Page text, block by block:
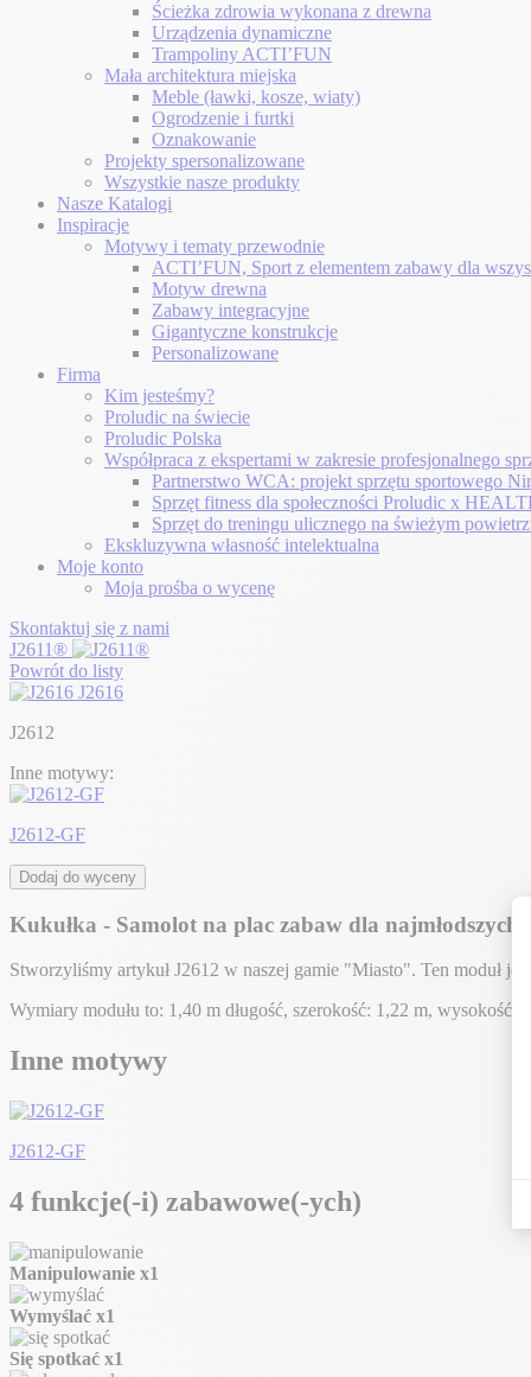
Ścieżka zdrowia wykonana z drewna
Urządzenia dynamiczne
Trampoliny ACTI’FUN
Mała architektura miejska
Meble (ławki, kosze, wiaty)
Ogrodzenie i furtki
Oznakowanie
Projekty spersonalizowane
Wszystkie nasze produkty
Nasze Katalogi
Inspiracje
Motywy i tematy przewodnie
ACTI’FUN, Sport z elementem zabawy dla
Motyw drewna
Zabawy integracyjne
Gigantyczne konstrukcje
Personalizowane
Firma
Kim jesteśmy?
Proludic na świecie
Proludic Polska
Współpraca z ekspertami w zakresie profesjonalnego
Partnerstwo WCA: projekt sprzętu sportowego
Sprzęt fitness dla społeczności Proludic x
Sprzęt do treningu ulicznego na świeżym
Ekskluzywna własność intelektualna
Moje konto
Moja prośba o wycenę
Skontaktuj się z nami
J2611®
Powrót do listy
J2616
J2612
Inne motywy:
J2612-GF
Dodaj do wyceny
Kukułka - Samolot na plac zabaw dla najmłodszych,
Stworzyliśmy artykuł J2612 w naszej gamie "Miasto". Ten moduł
Wymiary modułu to: 1,40 m długość, szerokość: 1,22 m,
Inne motywy
J2612-GF
4 funkcje(-i) zabawowe(-ych)
Manipulowanie x1
Wymyślać x1
Się spotkać x1